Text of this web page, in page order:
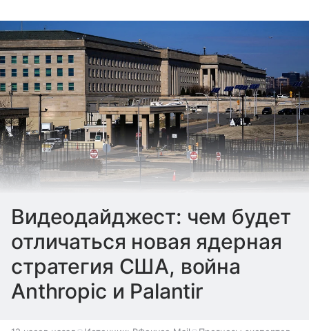
Видеодайджест: чем будет
отличаться новая ядерная
стратегия США, война
Anthropic и Palantir